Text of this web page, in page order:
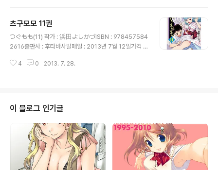
츠구모모 11권
つぐもも(11) 작가 : 浜田よしかづISBN : 978457584
2616출판사 : 후타바사발매일 : 2013년 7월 12일가격 :
4 0 2013. 7. 28.
이 블로그 인기글